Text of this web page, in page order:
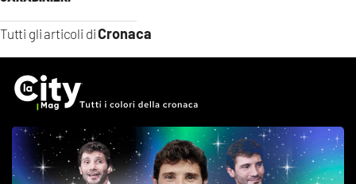
Tutti gli articoli diCronaca